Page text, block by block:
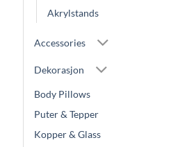
Akrylstands
Accessories
Dekorasjon
Body Pillows
Puter & Tepper
Kopper & Glass